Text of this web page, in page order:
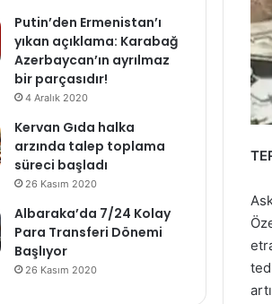
Putin’den Ermenistan’ı
yıkan açıklama: Karabağ
Azerbaycan’ın ayrılmaz
bir parçasıdır!
4 Aralık 2020
Kervan Gıda halka
arzında talep toplama
süreci başladı
26 Kasım 2020
Albaraka’da 7/24 Kolay
Para Transferi Dönemi
Başlıyor
26 Kasım 2020